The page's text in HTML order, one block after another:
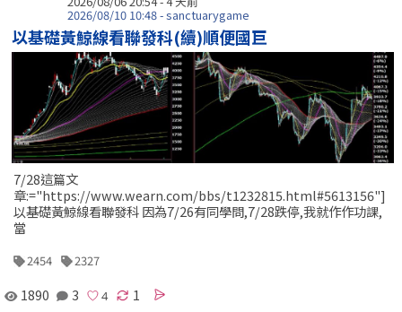
2026/08/10 10:48 - sanctuarygame
以基礎黃鯨線看聯發科(續)順便國巨
7/28這篇文
章:="https://www.wearn.com/bbs/t1232815.html#5613156"]
以基礎黃鯨線看聯發科 因為7/26有同學問,7/28跌停,我就作作功課,
當
2454 2327
1890 3 1